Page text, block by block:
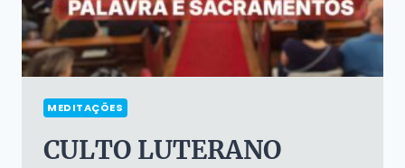
MEDITAÇÕES
CULTO LUTERANO